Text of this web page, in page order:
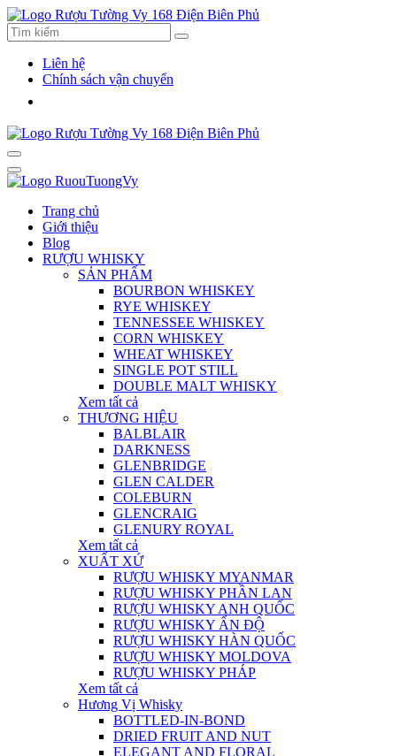
Liên hệ
Chính sách vận chuyển
Trang chủ
Giới thiệu
Blog
RƯỢU WHISKY
SẢN PHẨM
BOURBON WHISKEY
RYE WHISKEY
TENNESSEE WHISKEY
CORN WHISKEY
WHEAT WHISKEY
SINGLE POT STILL
DOUBLE MALT WHISKY
Xem tất cả
THƯƠNG HIỆU
BALBLAIR
DARKNESS
GLENBRIDGE
GLEN CALDER
COLEBURN
GLENCRAIG
GLENURY ROYAL
Xem tất cả
XUẤT XỨ
RƯỢU WHISKY MYANMAR
RƯỢU WHISKY PHẦN LAN
RƯỢU WHISKY ANH QUỐC
RƯỢU WHISKY ẤN ĐỘ
RƯỢU WHISKY HÀN QUỐC
RƯỢU WHISKY MOLDOVA
RƯỢU WHISKY PHÁP
Xem tất cả
Hương Vị Whisky
BOTTLED-IN-BOND
DRIED FRUIT AND NUT
ELEGANT AND FLORAL